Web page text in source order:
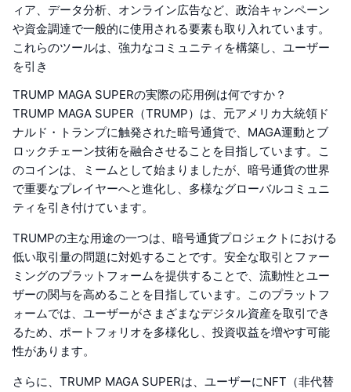
ィア、データ分析、オンライン広告など、政治キャンペーン
や資金調達で一般的に使用される要素も取り入れています。
これらのツールは、強力なコミュニティを構築し、ユーザー
を引き
TRUMP MAGA SUPERの実際の応用例は何ですか？
TRUMP MAGA SUPER（TRUMP）は、元アメリカ大統領ド
ナルド・トランプに触発された暗号通貨で、MAGA運動とブ
ロックチェーン技術を融合させることを目指しています。こ
のコインは、ミームとして始まりましたが、暗号通貨の世界
で重要なプレイヤーへと進化し、多様なグローバルコミュニ
ティを引き付けています。
TRUMPの主な用途の一つは、暗号通貨プロジェクトにおける
低い取引量の問題に対処することです。安全な取引とファー
ミングのプラットフォームを提供することで、流動性とユー
ザーの関与を高めることを目指しています。このプラットフ
ォームでは、ユーザーがさまざまなデジタル資産を取引でき
るため、ポートフォリオを多様化し、投資収益を増やす可能
性があります。
さらに、TRUMP MAGA SUPERは、ユーザーにNFT（非代替